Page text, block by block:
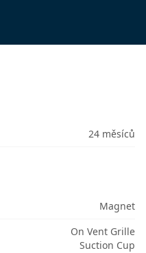
24 měsíců
Magnet
On Vent Grille
Suction Cup